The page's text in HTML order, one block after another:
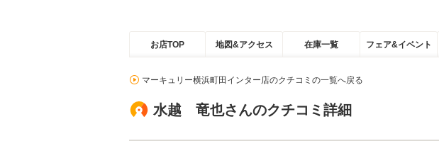
お店TOP 地図&アクセス 在庫一覧 フェア&イベント
マーキュリー横浜町田インター店のクチコミの一覧へ戻る
水越 竜也さんのクチコミ詳細